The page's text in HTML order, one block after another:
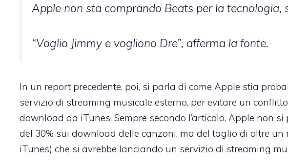
Apple non sta comprando Beats per la tecnologia,
“Voglio Jimmy e vogliono Dre”, afferma la fonte.
In un report precedente, poi, si parla di come Apple stia
servizio di streaming musicale esterno, per evitare un
download da iTunes. Sempre secondo l’articolo, Apple non
del 30% sui download delle canzoni, ma del taglio di oltre
iTunes) che si avrebbe lanciando un servizio di streaming